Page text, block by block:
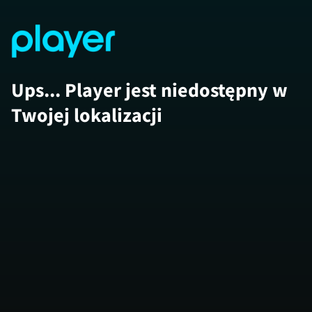
Ups... Player jest niedostępny w
Twojej lokalizacji